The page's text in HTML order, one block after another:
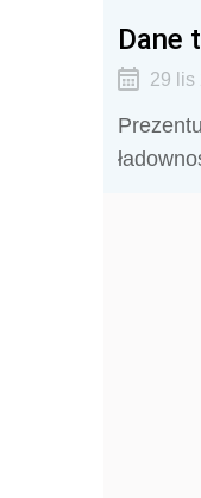
Dane
29 lis